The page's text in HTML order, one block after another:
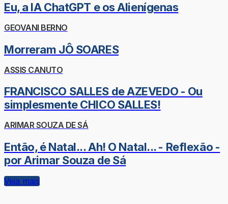
Eu, a IA ChatGPT e os Alienígenas
GEOVANI BERNO
Morreram JÔ SOARES
ASSIS CANUTO
FRANCISCO SALLES de AZEVEDO - Ou
simplesmente CHICO SALLES!
ARIMAR SOUZA DE SÁ
Então, é Natal... Ah! O Natal... - Reflexão -
por Arimar Souza de Sá
Veja mais